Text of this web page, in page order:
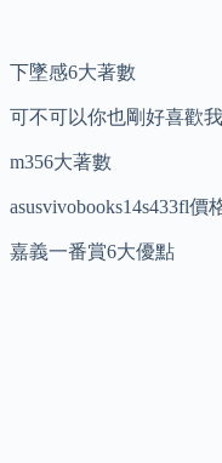
下墜感6大著數
可不可以你也剛好喜歡
m356大著數
asusvivobooks14s433fl價
嘉義一番賞6大優點